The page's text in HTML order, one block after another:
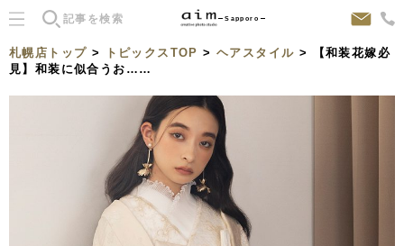
Sapporo
札幌店トップ > トピックスTOP >ヘアスタイル > 【和装花嫁必
見】和装に似合うお……